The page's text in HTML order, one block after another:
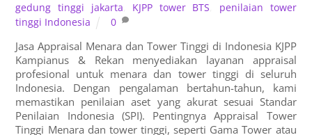
gedung tinggi jakarta
KJPP tower BTS
penilaian tower
tinggi Indonesia
0
Jasa Appraisal Menara dan Tower Tinggi di Indonesia KJPP
Kampianus & Rekan menyediakan layanan appraisal
profesional untuk menara dan tower tinggi di seluruh
Indonesia. Dengan pengalaman bertahun-tahun, kami
memastikan penilaian aset yang akurat sesuai Standar
Penilaian Indonesia (SPI). Pentingnya Appraisal Tower
Tinggi Menara dan tower tinggi, seperti Gama Tower atau